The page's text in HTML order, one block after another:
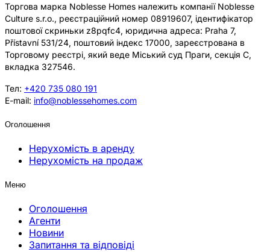
Торгова марка Noblesse Homes належить компанії Noblesse
Culture s.r.o., реєстраційний номер 08919607, ідентифікатор
поштової скриньки z8pqfc4, юридична адреса: Praha 7,
Přístavní 531/24, поштовий індекс 17000, зареєстрована в
Торговому реєстрі, який веде Міський суд Праги, секція C,
вкладка 327546.
Тел: +420 735 080 191
E-mail: info@noblessehomes.com
Оголошення
Нерухомість в аренду
Нерухомість на продаж
Меню
Оголошення
Агенти
Новини
Запитання та відповіді